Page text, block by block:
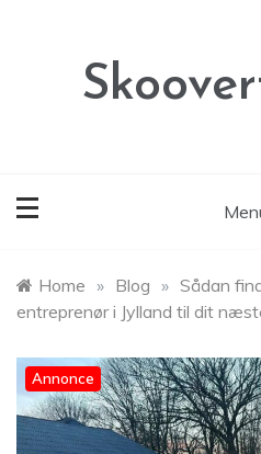
Home » Blog » Sådan
entreprenør i Jylland til dit
Annonce